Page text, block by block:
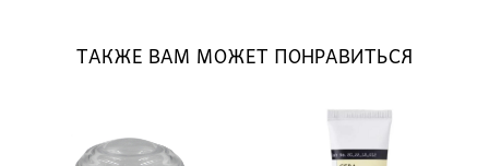
ТАКЖЕ ВАМ МОЖЕТ ПОНРАВИТЬСЯ